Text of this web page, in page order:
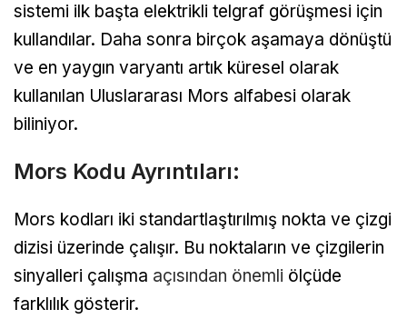
sistemi ilk başta elektrikli telgraf görüşmesi için
kullandılar. Daha sonra birçok aşamaya dönüştü
ve en yaygın varyantı artık küresel olarak
kullanılan Uluslararası Mors alfabesi olarak
biliniyor.
Mors Kodu Ayrıntıları:
Mors kodları iki standartlaştırılmış nokta ve çizgi
dizisi üzerinde çalışır. Bu noktaların ve çizgilerin
sinyalleri çalışma açısından önemli ölçüde
farklılık gösterir.